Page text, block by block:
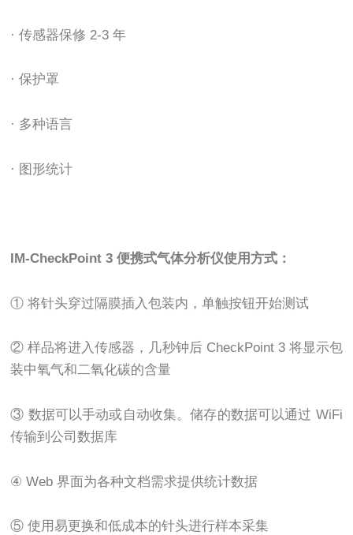
· 传感器保修 2-3 年
· 保护罩
· 多种语言
· 图形统计
IM-CheckPoint 3 便携式气体分析仪使用方式：
① 将针头穿过隔膜插入包装内，单触按钮开始测试
② 样品将进入传感器，几秒钟后 CheckPoint 3 将显示包
装中氧气和二氧化碳的含量
③ 数据可以手动或自动收集。储存的数据可以通过 WiFi
传输到公司数据库
④ Web 界面为各种文档需求提供统计数据
⑤ 使用易更换和低成本的针头进行样本采集